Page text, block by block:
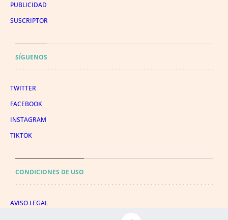
PUBLICIDAD
SUSCRIPTOR
SÍGUENOS
TWITTER
FACEBOOK
INSTAGRAM
TIKTOK
CONDICIONES DE USO
AVISO LEGAL